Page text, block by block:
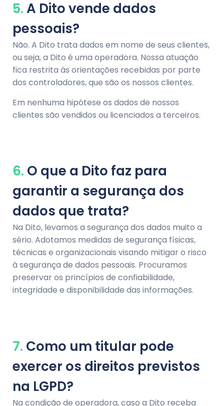
5.A Dito vende dados
pessoais?
Não. A Dito trata dados em nome de seus clientes,
ou seja, a Dito é uma operadora. Nossa atuação
fica restrita às orientações recebidas por parte
dos controladores, que são os nossos clientes.
Em nenhuma hipótese os dados de nossos
clientes são vendidos ou licenciados a terceiros.
6. O que a Dito faz para
garantir a segurança dos
dados que trata?
Na Dito, levamos a segurança dos dados muito a
sério. Adotamos medidas de segurança físicas,
técnicas e organizacionais visando mitigar o risco
à segurança de dados pessoais. Procuramos
preservar os princípios de confiabilidade,
integridade e disponibilidade das informações.
7. Como um titular pode
exercer os direitos previstos
na LGPD?
Na condição de operadora, caso a Dito receba